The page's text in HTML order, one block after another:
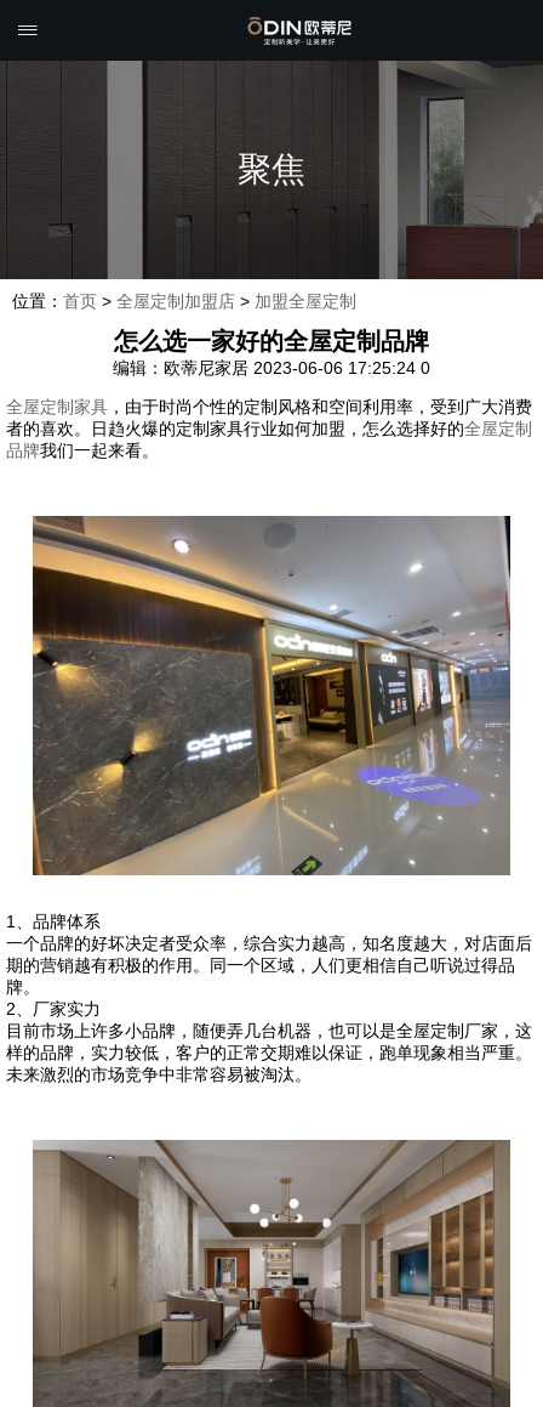

聚焦
位置： 首页 > 全屋定制加盟店 > 加盟全屋定制
怎么选一家好的全屋定制品牌
编辑：欧蒂尼家居 2023-06-06 17:25:24 0
全屋定制家具 ，由于时尚个性的定制风格和空间利用率，受到广大消费
者的喜欢。日趋火爆的定制家具行业如何加盟，怎么选择好的全屋定制
品牌我们一起来看。
1、品牌体系
一个品牌的好坏决定者受众率，综合实力越高，知名度越大，对店面后
期的营销越有积极的作用。同一个区域，人们更相信自己听说过得品
牌。
2、厂家实力
目前市场上许多小品牌，随便弄几台机器，也可以是全屋定制厂家，这
样的品牌，实力较低，客户的正常交期难以保证，跑单现象相当严重。
未来激烈的市场竞争中非常容易被淘汰。